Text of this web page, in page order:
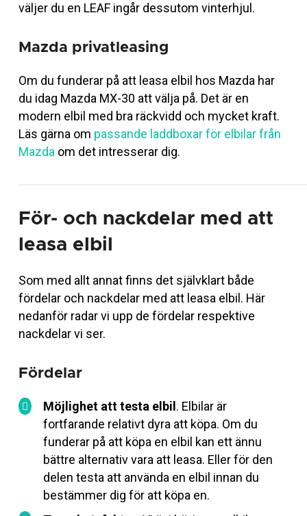
väljer du en LEAF ingår dessutom vinterhjul.
Mazda privatleasing
Om du funderar på att leasa elbil hos Mazda har
du idag Mazda MX-30 att välja på. Det är en
modern elbil med bra räckvidd och mycket kraft.
Läs gärna om passande laddboxar för elbilar från
Mazda om det intresserar dig.
För- och nackdelar med att
leasa elbil
Som med allt annat finns det självklart både
fördelar och nackdelar med att leasa elbil. Här
nedanför radar vi upp de fördelar respektive
nackdelar vi ser.
Fördelar
Möjlighet att testa elbil . Elbilar är
fortfarande relativt dyra att köpa. Om du
funderar på att köpa en elbil kan ett ännu
bättre alternativ vara att leasa. Eller för den
delen testa att använda en elbil innan du
bestämmer dig för att köpa en.